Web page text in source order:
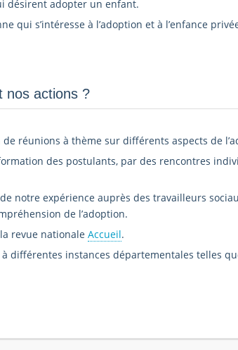
désirent adopter un enfant.
qui s’intéresse à l’adoption et à l’enfance
nos actions ?
réunions à thème sur différents aspects de
des postulants, par des rencontres
notre expérience auprès des travailleurs
de l’adoption.
revue nationale Accueil.
différentes instances départementales telles